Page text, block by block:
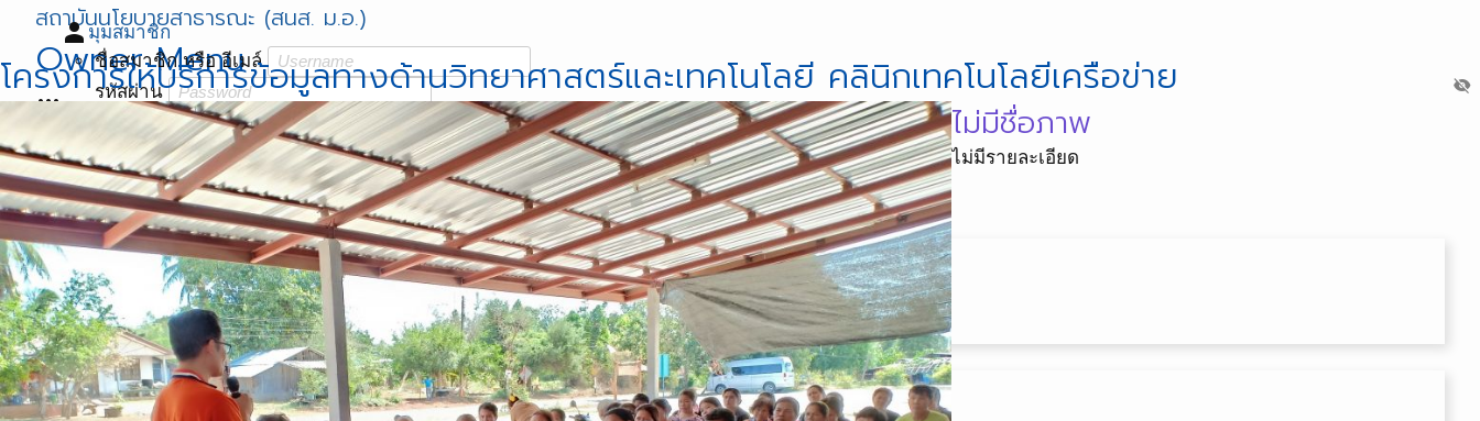
สถาบันนโยบายสาธารณะ (สนส. ม.อ.)
Owner Menu
apps
personมุมสมาชิก
ชื่อสมาชิก หรือ อีเมล์
รหัสผ่าน
visibility_off
loginเข้าสู่ระบบ
restoreลืมรหัสผ่าน?
Sign Up
menu
Menu
หน้าแรก
เว็บ สถาบันนโยบายสาธารณะ
เว็บ ศวนส.
เว็บ 1ตำบล 1มหาวิทยาลัย
เว็บ พัฒนาศักยภาพฯ สสส.
บริหารโครงการ
โครงการยกระดับการขับเคลื่อนโยบายสาธารณะเพื่อส่งเสริมกิจกรรมทางกายในระดับพื้นที่ ปี 2564
โครงการ บูรณาการขับเคลื่อนงานสร้างเสริมสุขภาวะ 77 จังหวัด
โครงการให้บริการข้อมูลทางด้านวิทยาศาสตร์และเทคโนโลยี คลินิกเทคโนโลยีเครือข่าย
ไม่มีชื่อภาพ
ไม่มีรายละเอียด